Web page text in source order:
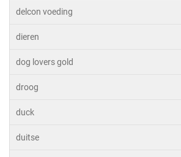
delcon voeding
dieren
dog lovers gold
droog
duck
duitse